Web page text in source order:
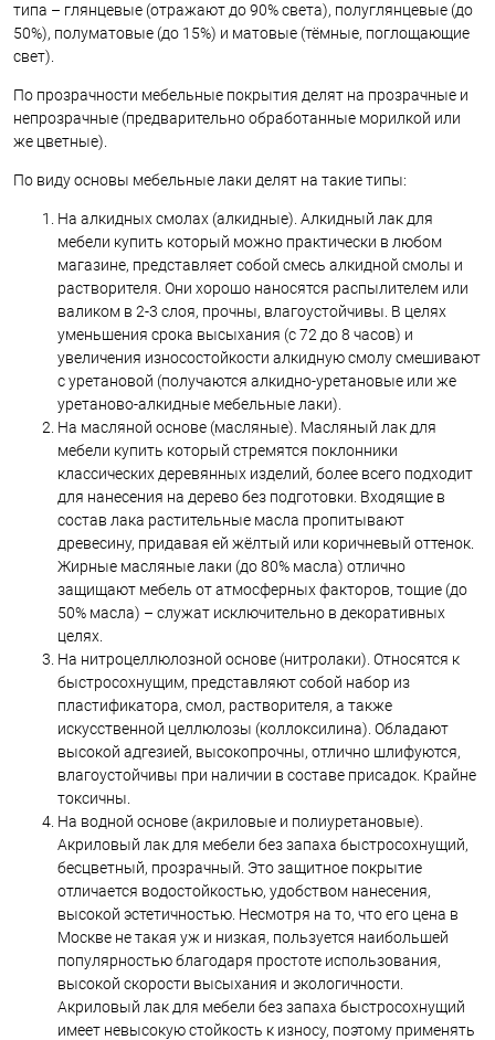
типа – глянцевые (отражают до 90% света), полуглянцевые (до
50%), полуматовые (до 15%) и матовые (тёмные, поглощающие
свет).
По прозрачности мебельные покрытия делят на прозрачные и
непрозрачные (предварительно обработанные морилкой или
же цветные).
По виду основы мебельные лаки делят на такие типы:
На алкидных смолах (алкидные). Алкидный лак для
мебели купить который можно практически в любом
магазине, представляет собой смесь алкидной смолы и
растворителя. Они хорошо наносятся распылителем или
валиком в 2-3 слоя, прочны, влагоустойчивы. В целях
уменьшения срока высыхания (с 72 до 8 часов) и
увеличения износостойкости алкидную смолу смешивают
с уретановой (получаются алкидно-уретановые или же
уретаново-алкидные мебельные лаки).
На масляной основе (масляные). Масляный лак для
мебели купить который стремятся поклонники
классических деревянных изделий, более всего подходит
для нанесения на дерево без подготовки. Входящие в
состав лака растительные масла пропитывают
древесину, придавая ей жёлтый или коричневый оттенок.
Жирные масляные лаки (до 80% масла) отлично
защищают мебель от атмосферных факторов, тощие (до
50% масла) – служат исключительно в декоративных
целях.
На нитроцеллюлозной основе (нитролаки). Относятся к
быстросохнущим, представляют собой набор из
пластификатора, смол, растворителя, а также
искусственной целлюлозы (коллоксилина). Обладают
высокой адгезией, высокопрочны, отлично шлифуются,
влагоустойчивы при наличии в составе присадок. Крайне
токсичны.
На водной основе (акриловые и полиуретановые).
Акриловый лак для мебели без запаха быстросохнущий,
бесцветный, прозрачный. Это защитное покрытие
отличается водостойкостью, удобством нанесения,
высокой эстетичностью. Несмотря на то, что его цена в
Москве не такая уж и низкая, пользуется наибольшей
популярностью благодаря простоте использования,
высокой скорости высыхания и экологичности.
Акриловый лак для мебели без запаха быстросохнущий
имеет невысокую стойкость к износу, поэтому применять